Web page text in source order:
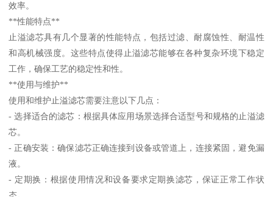
效率。
**性能特点**
止溢滤芯具有几个显著的性能特点，包括过滤、耐腐蚀性、耐温性
和高机械强度。这些特点使得止溢滤芯能够在各种复杂环境下稳定
工作，确保工艺的稳定性和性。
**使用与维护**
使用和维护止溢滤芯需要注意以下几点：
- 选择适合的滤芯：根据具体应用场景选择合适型号和规格的止溢滤
芯。
- 正确安装：确保滤芯正确连接到设备或管道上，连接紧固，避免漏
液。
- 定期换：根据使用情况和设备要求定期换滤芯，保证正常工作状